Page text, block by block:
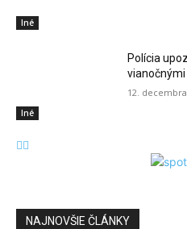
Iné
Iné
Polícia
12.
NAJNOVŠIE ČLÁNKY